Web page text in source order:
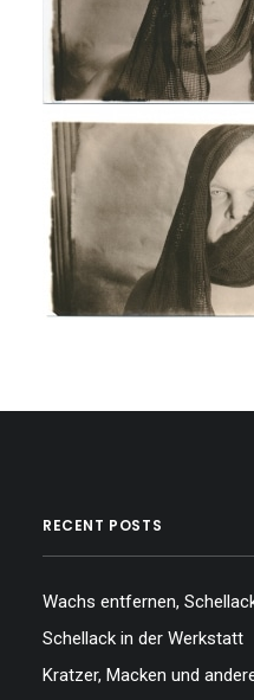
RECENT POSTS
Wachs entfernen,
Schellack in der Werkstatt
Kratzer, Macken und